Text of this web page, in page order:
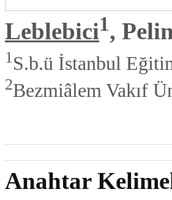
Leblebici1,
1S.b.ü İstanbul
2Bezmiâlem Vakıf
Anahtar